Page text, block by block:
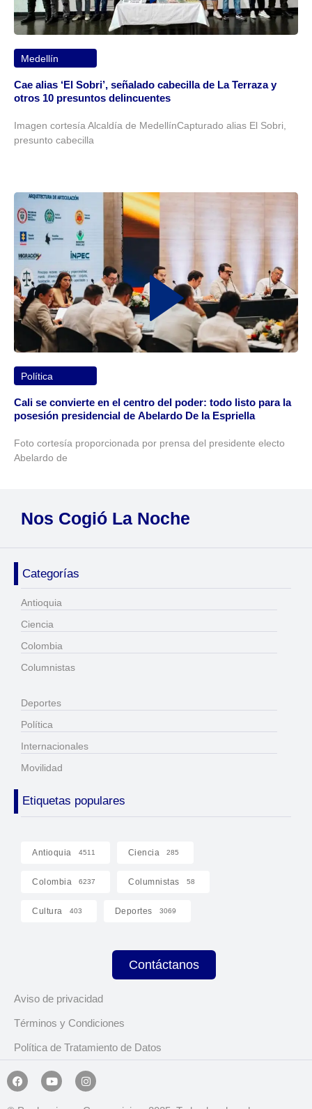
Medellín
Cae alias ‘El Sobri’, señalado cabecilla de La Terraza y
otros 10 presuntos delincuentes
Imagen cortesía Alcaldía de MedellínCapturado alias El Sobri,
presunto cabecilla
Política
Cali se convierte en el centro del poder: todo listo para la
posesión presidencial de Abelardo De la Espriella
Foto cortesía proporcionada por prensa del presidente electo
Abelardo de
Nos Cogió La Noche
Categorías
Antioquia
Ciencia
Colombia
Columnistas
Deportes
Política
Internacionales
Movilidad
Etiquetas populares
Antioquia 4511 Ciencia 285
Colombia 6237 Columnistas 58
Cultura 403 Deportes 3069
Contáctanos
Aviso de privacidad
Términos y Condiciones
Política de Tratamiento de Datos